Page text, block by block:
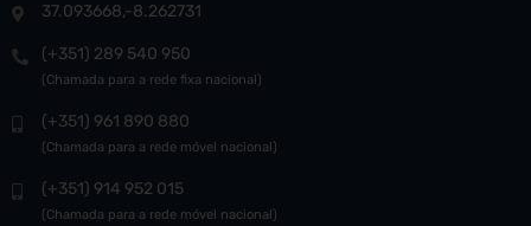
37.093668,-8.262731
(+351) 289 540 950
(Chamada para a rede fixa nacional)
(+351) 961 890 880
(Chamada para a rede móvel nacional)
(+351) 914 952 015
(Chamada para a rede móvel nacional)